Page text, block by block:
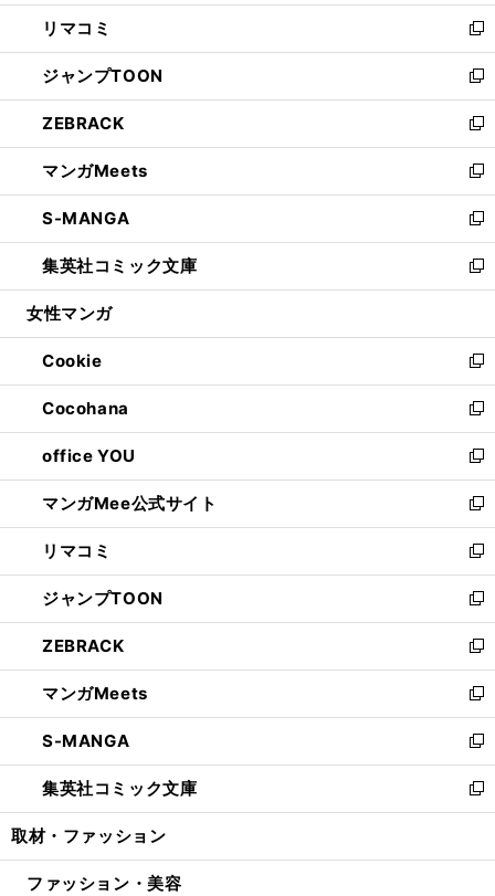
ウ
で
開
く
ン
ド
ウ
で
開
く
ウ
ィ
ン
ド
ウ
で
開
く
し
い
ウ
ィ
ン
ド
ウ
で
開
く
リマコミ
新
し
い
ウ
ィ
ン
ド
ウ
で
開
く
ジャンプTOON
新
し
い
ウ
ィ
ン
ド
ウ
で
開
ZEBRACK
新
し
い
ウ
ィ
ン
ド
ウ
開
く
マンガMeets
新
し
い
ウ
ィ
ン
ウ
で
開
く
S-MANGA
新
し
い
ウ
ン
ド
ウ
で
開
く
集英社コミック文庫
新
し
ウ
ィ
ン
ド
ウ
で
開
く
女性マンガ
Cookie
新
し
い
ウ
ィ
ン
ド
ウ
で
開
く
Cocohana
新
し
い
ウ
ィ
ン
ド
ウ
で
開
く
office YOU
新
し
い
ウ
ィ
ン
ド
ウ
で
開
く
マンガMee公式サイト
新
し
い
ウ
ィ
ン
ド
ウ
で
開
く
リマコミ
新
し
い
ウ
ィ
ン
ド
ウ
で
開
く
ジャンプTOON
新
し
い
ウ
ィ
ン
ド
ウ
で
開
ZEBRACK
新
し
い
ウ
ィ
ン
ド
ウ
開
マンガMeets
新
し
い
ウ
ィ
ン
ウ
S-MANGA
新
し
い
ウ
ン
集英社コミック文庫
新
し
ウ
取材・ファッション
ファッション・美容